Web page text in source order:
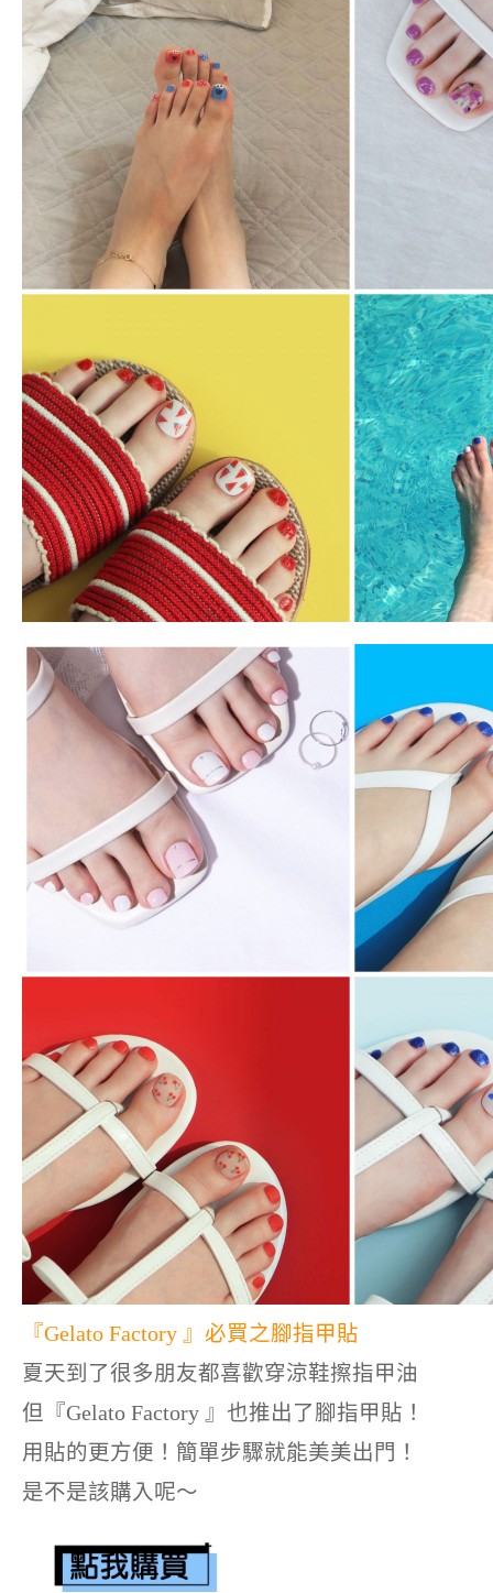
『Gelato Factory 』必買之腳指甲貼
夏天到了很多朋友都喜歡穿涼鞋擦指甲油
但『Gelato Factory 』也推出了腳指甲貼！
用貼的更方便！簡單步驟就能美美出門！
是不是該購入呢～